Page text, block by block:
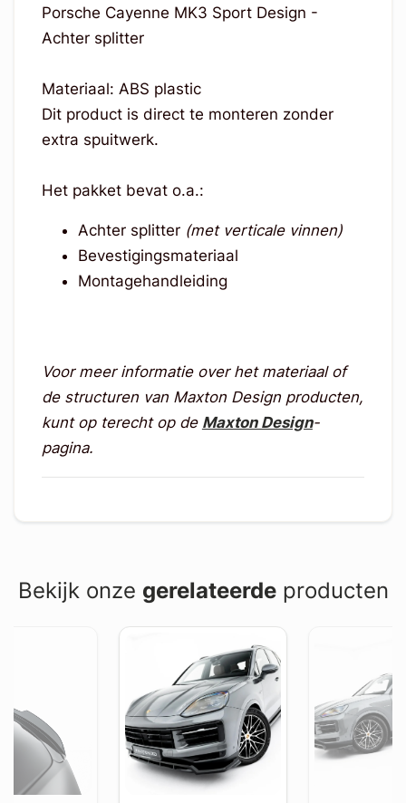
Porsche Cayenne MK3 Sport Design -
Achter splitter
Materiaal: ABS plastic
Dit product is direct te monteren zonder
extra spuitwerk.
Het pakket bevat o.a.:
Achter splitter (met verticale vinnen)
Bevestigingsmateriaal
Montagehandleiding
Voor meer informatie over het materiaal of
de structuren van Maxton Design producten,
kunt op terecht op de Maxton Design-
pagina.
Bekijk onze gerelateerdeproducten